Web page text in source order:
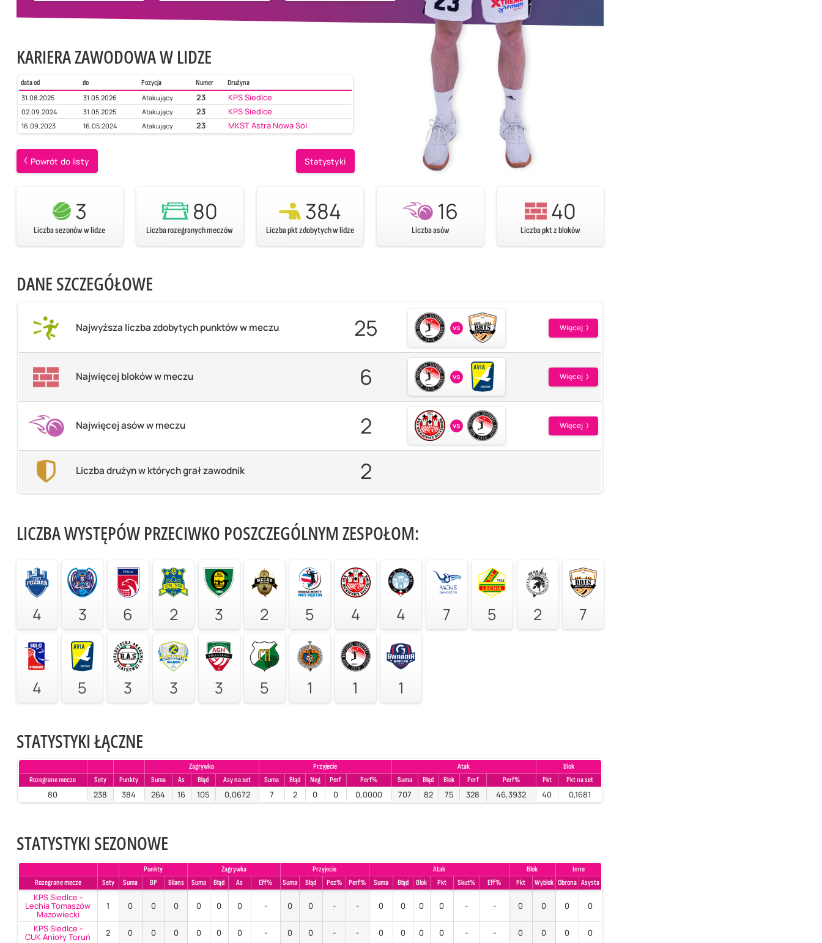
KARIERA ZAWODOWA W LIDZE
data od do Pozycja Numer
Drużyna
31.08.2025
31.05.2026 Atakujący 23 KPS Siedlce
02.09.2024 31.05.2025 Atakujący 23 KPS Siedlce
16.09.2023 16.05.2024 Atakujący 23 MKST Astra Nowa Sól
Powrót do listy Statystyki
3
Liczba sezonów w lidze
80
Liczba rozegranych meczów
384
Liczba pkt zdobytych w lidze
16
Liczba asów
40
Liczba pkt z bloków
DANE SZCZEGÓŁOWE
Najwyższa liczba zdobytych punktów w meczu 25 vs Więcej
Najwięcej bloków w meczu 6 vs Więcej
Najwięcej asów w meczu 2 vs Więcej
Liczba drużyn w których grał zawodnik 2
LICZBA WYSTĘPÓW PRZECIWKO POSZCZEGÓLNYM ZESPOŁOM:
4 3 6 2 3 2 5 4 4 7 5 2 7
4 5 3 3 3 5 1 1 1
STATYSTYKI ŁĄCZNE
Zagrywka Przyjecie Atak
Blok
Rozegrane mecze
Sety Punkty Suma As Błąd Asy na set Suma Błąd Neg Perf Perf% Suma Błąd Blok Perf Perf% Pkt Pkt na set
80 238 384 264 16 105 0,0672 7 2 0 0 0,0000 707 82 75 328 46,3932 40 0,1681
STATYSTYKI SEZONOWE
Punkty Zagrywka Przyjecie Atak Blok
Inne
Rozegrane mecze
Sety Suma BP Bilans Suma Błąd As Eff% Suma Błąd Poz% Perf% Suma Błąd Blok Pkt Skut% Eff% Pkt Wyblok Obrona Asysta
KPS Siedlce -
Lechia Tomaszów
Mazowiecki
1 0 0 0 0 0 0 - 0 0 - - 0 0 0 0 - - 0 0 0 0
KPS Siedlce -
CUK Anioły Toruń 2 0 0 0 0 0 0 - 0 0 - - 0 0 0 0 - - 0 0 0
0